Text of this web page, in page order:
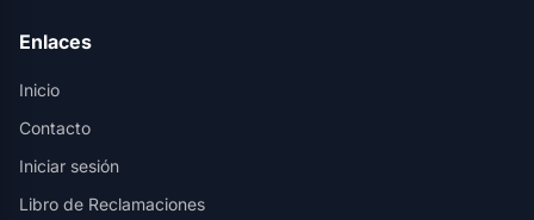
Enlaces
Inicio
Contacto
Iniciar sesión
Libro de Reclamaciones